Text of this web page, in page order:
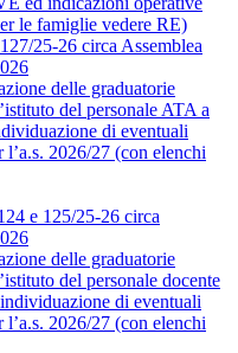
le famiglie vedere RE)
25-26 circa Assemblea
delle graduatorie
del personale ATA a
di eventuali
l’a.s. 2026/27 (con elenchi
e 125/25-26 circa
delle graduatorie
del personale docente
di eventuali
l’a.s. 2026/27 (con elenchi